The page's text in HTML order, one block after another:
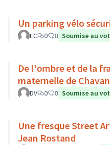
Un parking vélo
EC 0 0 Soumise au
De l'ombre et de la
maternelle de
DV 0 0 Soumise au
Une fresque Street
Jean Rostand